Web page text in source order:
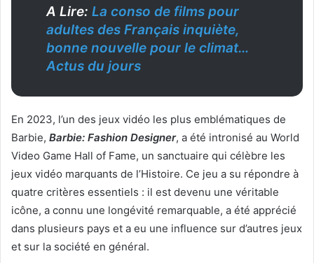
A Lire: La conso de films pour
adultes des Français inquiète,
bonne nouvelle pour le climat…
Actus du jours
En 2023, l’un des jeux vidéo les plus emblématiques de
Barbie, Barbie: Fashion Designer, a été intronisé au World
Video Game Hall of Fame, un sanctuaire qui célèbre les
jeux vidéo marquants de l’Histoire. Ce jeu a su répondre à
quatre critères essentiels : il est devenu une véritable
icône, a connu une longévité remarquable, a été apprécié
dans plusieurs pays et a eu une influence sur d’autres jeux
et sur la société en général.